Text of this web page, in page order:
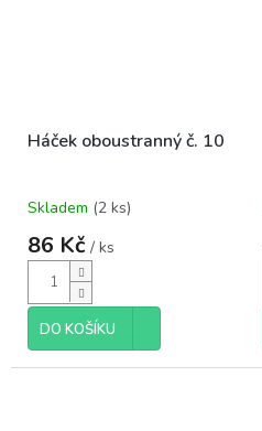
Háček oboustranný č. 10
Skladem (2 ks)
86 Kč / ks
DO KOŠÍKU